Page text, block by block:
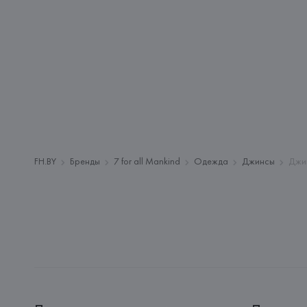
FH.BY Бренды 7 for all Mankind Одежда Джинсы